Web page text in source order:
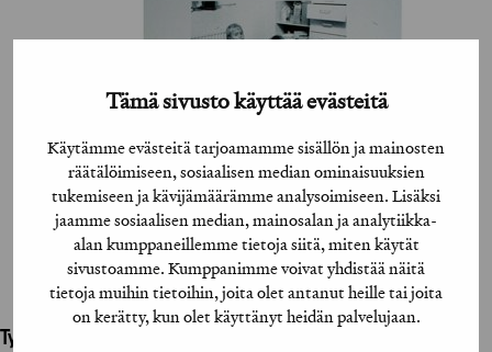
Tämä sivusto käyttää evästeitä
Käytämme evästeitä tarjoamamme sisällön ja mainosten
räätälöimiseen, sosiaalisen median ominaisuuksien
tukemiseen ja kävijämäärämme analysoimiseen. Lisäksi
jaamme sosiaalisen median, mainosalan ja analytiikka-
alan kumppaneillemme tietoja siitä, miten käytät
sivustoamme. Kumppanimme voivat yhdistää näitä
tietoja muihin tietoihin, joita olet antanut heille tai joita
on kerätty, kun olet käyttänyt heidän palvelujaan.
Työhön osallistuneet henkilöt / tahot: